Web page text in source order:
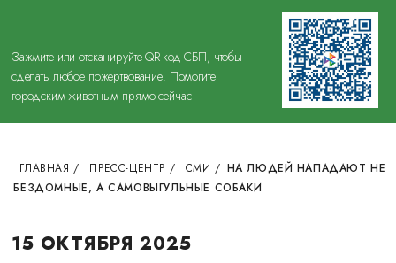
Зажмите или отсканируйте QR-код СБП, чтобы
сделать любое пожертвование. Помогите
городским животным прямо сейчас
ГЛАВНАЯ / ПРЕСС-ЦЕНТР / СМИ / НА ЛЮДЕЙ НАПАДАЮТ НЕ
БЕЗДОМНЫЕ, А САМОВЫГУЛЬНЫЕ СОБАКИ
15 ОКТЯБРЯ 2025